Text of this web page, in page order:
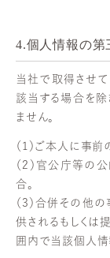
4.個人情報の第
当社で取得させ
該当する場合を除
ません。
（1）ご本人に事前
（2）官公庁等の
合。
（3）合併その他
供されるもしくは
囲内で当該個人情